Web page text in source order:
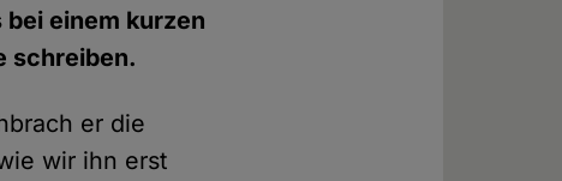
einem kurzen
schreiben.
er die
wir ihn erst